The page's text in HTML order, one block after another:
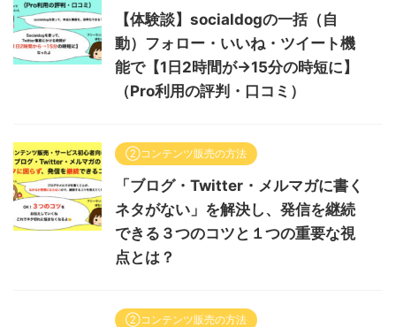
【体験談】socialdogの一括（自
動）フォロー・いいね・ツイート機
能で【1日2時間が→15分の時短に】
（Pro利用の評判・口コミ）
②コンテンツ販売の方法
「ブログ・Twitter・メルマガに書く
ネタがない」を解決し、発信を継続
できる３つのコツと１つの重要な視
点とは？
②コンテンツ販売の方法